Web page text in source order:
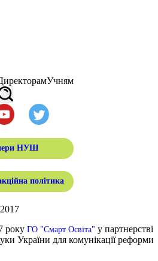
Учням
НУШ
політика
року ГО "Смарт Освіта" у партнерстві
України для комунікації реформи